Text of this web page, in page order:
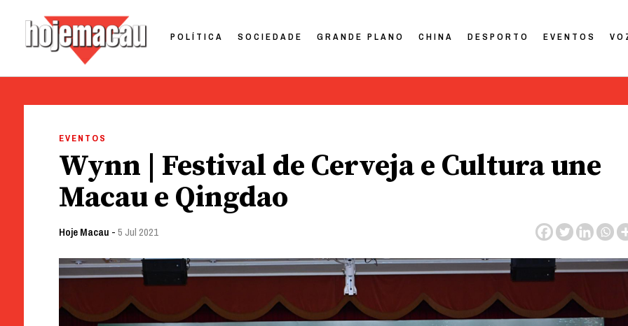
POLÍTICA SOCIEDADE GRANDE PLANO CHINA DESPORTO EVENTOS
EVENTOS
Wynn | Festival de Cerveja e Cultura une
Macau e Qingdao
Hoje Macau -5 Jul 2021